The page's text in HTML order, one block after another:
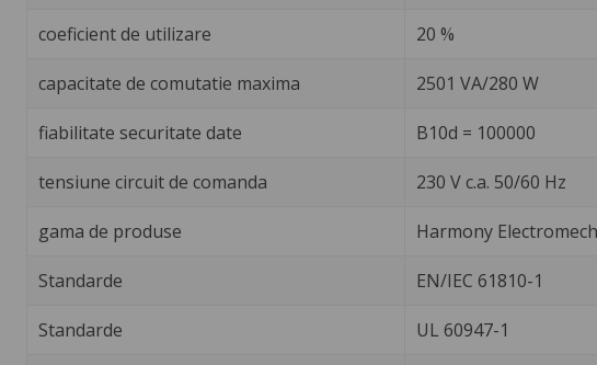
coeficient de utilizare 20 %
capacitate de comutatie maxima 2501 VA/280 W
fiabilitate securitate date B10d = 100000
tensiune circuit de comanda 230 V c.a. 50/60 Hz
gama de produse Harmony
Standarde EN/IEC 61810-1
Standarde UL 60947-1